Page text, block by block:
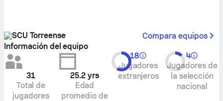
SCU Torreense
Compara equipos
Información del equipo
31
Total de
jugadores
25.2 yrs
Edad
promedio de
18
Jugadores
extranjeros
4
Jugadores de
la selección
nacional